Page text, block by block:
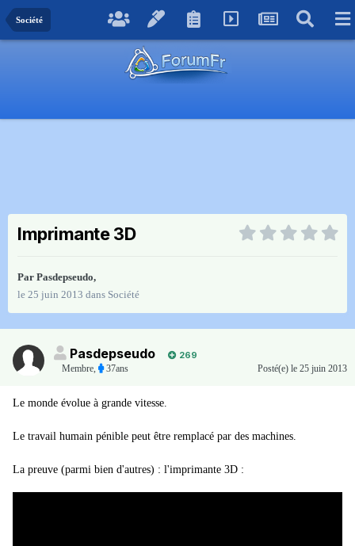
Société
Imprimante 3D
Par Pasdepseudo,
le 25 juin 2013 dans Société
Pasdepseudo
269
Membre, 37ans Posté(e) le 25 juin 2013
Le monde évolue à grande vitesse.
Le travail humain pénible peut être remplacé par des machines.
La preuve (parmi bien d'autres) : l'imprimante 3D :